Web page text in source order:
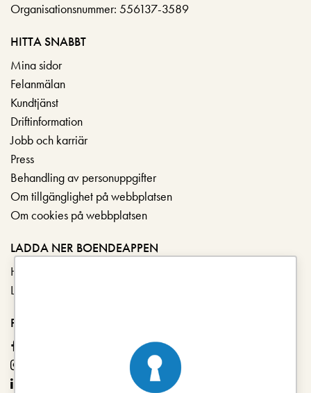
Organisationsnummer: 556137-3589
HITTA SNABBT
Mina sidor
Felanmälan
Kundtjänst
Driftinformation
Jobb och karriär
Press
Behandling av personuppgifter
Om tillgänglighet på webbplatsen
Om cookies på webbplatsen
LADDA NER BOENDEAPPEN
Hämta i App Store
Ladda ner på Google Play
FÖLJ OSS